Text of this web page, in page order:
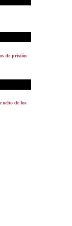
de prisión
ocho de los